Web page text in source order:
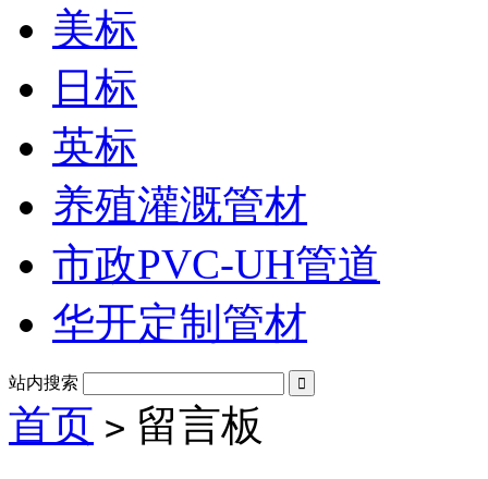
美标
日标
英标
养殖灌溉管材
市政PVC-UH管道
华开定制管材
站内搜索 
首页 > 留言板